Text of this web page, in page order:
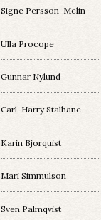
Signe Persson-Melin
Ulla Procope
Gunnar Nylund
Carl-Harry Stalhane
Karin Bjorquist
Mari Simmulson
Sven Palmqvist